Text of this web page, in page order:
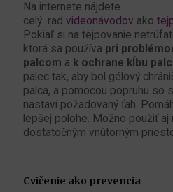
Na internete nájdete
celý rad videonávodov ako
Pokiaľ si na tejpovanie
ktorá sa používa pri
palcom a k ochrane kĺbu
palec tak, aby bol gélový
palca, a pomocou popruhu so
nastaví požadovaný ťah.
lepšej polohe. Možno použiť
dostatočným vnútorným
Cvičenie ako prevencia